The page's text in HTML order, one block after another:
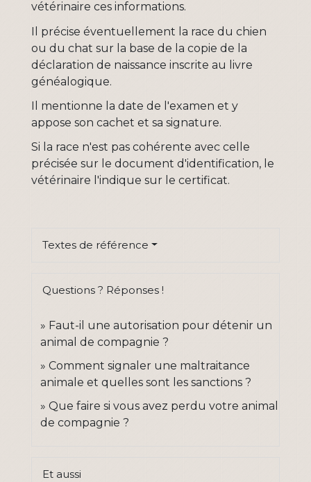
vétérinaire ces informations.
Il précise éventuellement la race du chien
ou du chat sur la base de la copie de la
déclaration de naissance inscrite au livre
généalogique.
Il mentionne la date de l'examen et y
appose son cachet et sa signature.
Si la race n'est pas cohérente avec celle
précisée sur le document d'identification, le
vétérinaire l'indique sur le certificat.
Textes de référence
Questions ? Réponses !
Faut-il une autorisation pour détenir un
animal de compagnie ?
Comment signaler une maltraitance
animale et quelles sont les sanctions ?
Que faire si vous avez perdu votre animal
de compagnie ?
Et aussi